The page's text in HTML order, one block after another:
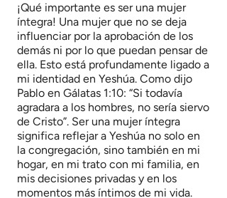
¡Qué importante es ser una mujer
íntegra! Una mujer que no se deja
influenciar por la aprobación de los
demás ni por lo que puedan pensar de
ella. Esto está profundamente ligado a
mi identidad en Yeshúa. Como dijo
Pablo en Gálatas 1:10: “Si todavía
agradara a los hombres, no sería siervo
de Cristo”. Ser una mujer íntegra
significa reflejar a Yeshúa no solo en
la congregación, sino también en mi
hogar, en mi trato con mi familia, en
mis decisiones privadas y en los
momentos más íntimos de mi vida.